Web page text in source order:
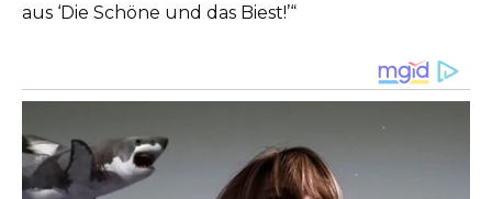
aus ‘Die Schöne und das Biest!’“